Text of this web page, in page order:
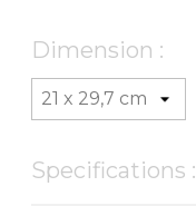
Dimension :
Specifications :